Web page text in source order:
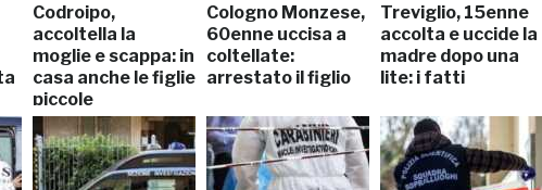
Codroipo,
accoltella la
moglie e scappa: in
casa anche le figlie
piccole
Cologno Monzese,
60enne uccisa a
coltellate:
arrestato il figlio
Treviglio, 15enne
accolta e uccide la
madre dopo una
lite: i fatti